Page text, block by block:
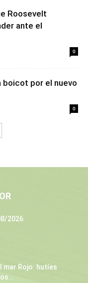
Roosevelt
ante el
0
boicot por el nuevo
0
2026
mar Rojo: hutíes